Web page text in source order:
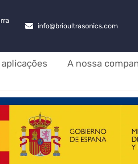
info@brioultrasonics.com
A nossa